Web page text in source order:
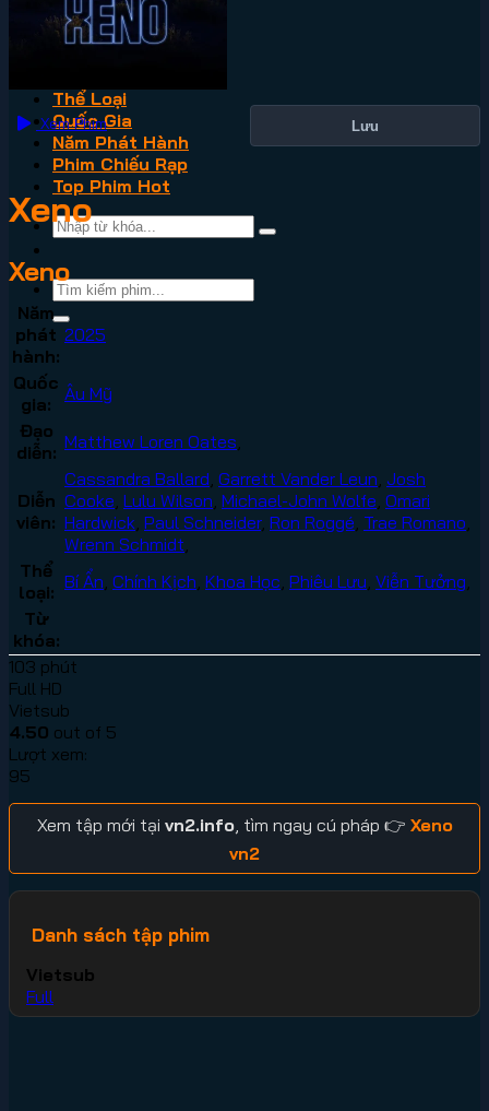
VN2
Thể Loại
Quốc Gia
Năm Phát Hành
Phim Chiếu Rạp
Top Phim Hot
Xem Phim Lưu
Xeno
Xeno
Năm
phát
hành:
2025
Quốc
gia:
Âu Mỹ
Đạo
diễn: Matthew Loren Oates
Diễn
viên:
Cassandra Ballard Garrett Vander Leun Josh
Cooke Lulu Wilson Michael-John Wolfe Omari
Hardwick Paul Schneider, Ron Roggé Trae Romano
Wrenn Schmidt
Thể
loại: Bí Ẩn Chính Kịch Khoa Học Phiêu Lưu Viễn Tưởng
Từ
khóa:
103 phút
Full HD
Vietsub
4.50 out of 5
Lượt xem:
95
Xem tập mới tại vn2.info, tìm ngay cú pháp 👉 Xeno
vn2
Danh sách tập phim
Vietsub
Full